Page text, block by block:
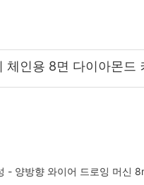
체인용 8면 다이아몬드